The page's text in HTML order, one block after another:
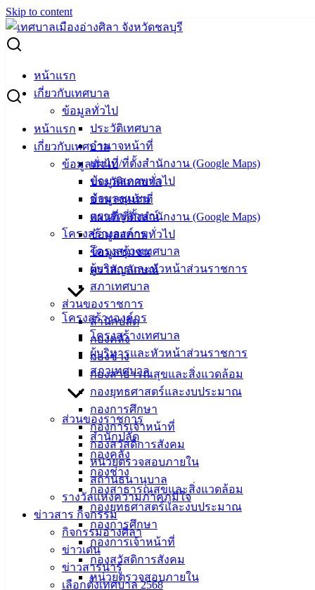
Skip to content
หน้าแรก
เกี่ยวกับเทศบาล
ข้อมูลทั่วไป
ประวัติเทศบาล
อำนาจหน้าที่
แผนที่/ที่ตั้งสำนักงาน (Google Maps)
ข้อมูลสภาพทั่วไป
ข้อมูลชุมชน
ตราสัญลักษณ์
โครงสร้างองค์กร
โครงสร้างเทศบาล
ผู้บริหารและหัวหน้าส่วนราชการ
สภาเทศบาล
ส่วนของราชการ
สำนักปลัด
กองคลัง
กองช่าง
กองสาธารณสุขและสิ่งแวดล้อม
กองยุทธศาสตร์และงบประมาณ
กองการศึกษา
กองการเจ้าหน้าที่
กองสวัสดิการสังคม
หน่วยตรวจสอบภายใน
สถานธนานุบาล
รางวัลแห่งความภาคภูมิใจ
ข่าวสาร กิจกรรม
กิจกรรมอ่างศิลา
ข่าวเด่น
ข่าวสารน่ารู้
เลือกตั้งเทศบาล 2568
หน้าแรก
เกี่ยวกับเทศบาล
ข้อมูลทั่วไป
ประวัติเทศบาล
อำนาจหน้าที่
แผนที่/ที่ตั้งสำนักงาน (Google Maps)
ข้อมูลสภาพทั่วไป
ข้อมูลชุมชน
ตราสัญลักษณ์
โครงสร้างองค์กร
โครงสร้างเทศบาล
ผู้บริหารและหัวหน้าส่วนราชการ
สภาเทศบาล
ส่วนของราชการ
สำนักปลัด
กองคลัง
กองช่าง
กองสาธารณสุขและสิ่งแวดล้อม
กองยุทธศาสตร์และงบประมาณ
กองการศึกษา
กองการเจ้าหน้าที่
กองสวัสดิการสังคม
หน่วยตรวจสอบภายใน
Search for:
ตารางแสดงวงเงินงบประมาณที่ได้รับการจัดสรรและราคากลาง
โครงการก่อสร้างถนนคอนกรีตฯ ซ.ห้วยกะปิ 18 (ข้างบ้านเลขที่
16/4)
ตารางแสดงวงเงินงบประมาณที่ได้รับการ
จัดสรรและราคากลาง โครงการก่อสร้าง
ถนนคอนกรีตฯ ซ.ห้วยกะปิ 18 (ข้างบ้านเลข
มิถุนายน 27, 2024มิถุนายน 28, 2024
ประกาศราคากลาง
ถนนคอนกรีตฯ ซ.ห้วยกะปิ 18 (ข้างบ้านเลขที่ 16_4)
ม.3 ต.เสม็ด
อ.เมือง จ.ชลบุรี
038-
142-100-104